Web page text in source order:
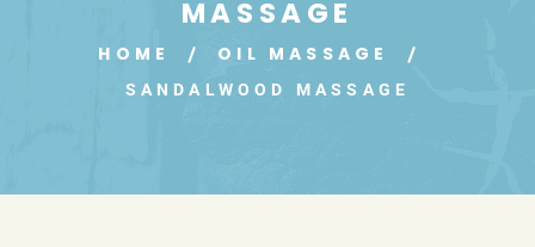
MASSAGE
HOME OIL MASSAGE
SANDALWOOD MASSAGE